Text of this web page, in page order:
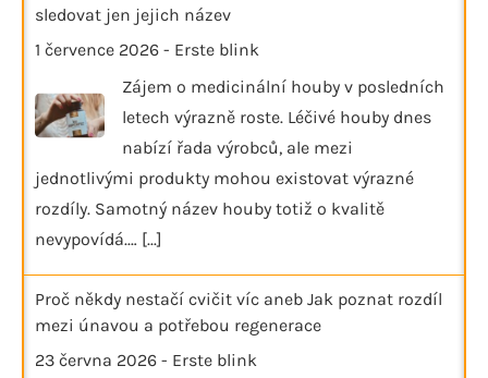
sledovat jen jejich název
1 července 2026 - Erste blink
Zájem o medicinální houby v posledních
letech výrazně roste. Léčivé houby dnes
nabízí řada výrobců, ale mezi
jednotlivými produkty mohou existovat výrazné
rozdíly. Samotný název houby totiž o kvalitě
nevypovídá.… [...]
Proč někdy nestačí cvičit víc aneb Jak poznat rozdíl
mezi únavou a potřebou regenerace
23 června 2026 - Erste blink